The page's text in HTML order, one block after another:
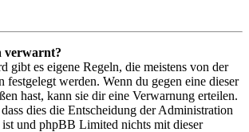
verwarnt?
gibt es eigene Regeln, die meistens von der
festgelegt werden. Wenn du gegen eine dieser
hast, kann sie dir eine Verwarnung erteilen.
dies die Entscheidung der Administration
ist und phpBB Limited nichts mit dieser